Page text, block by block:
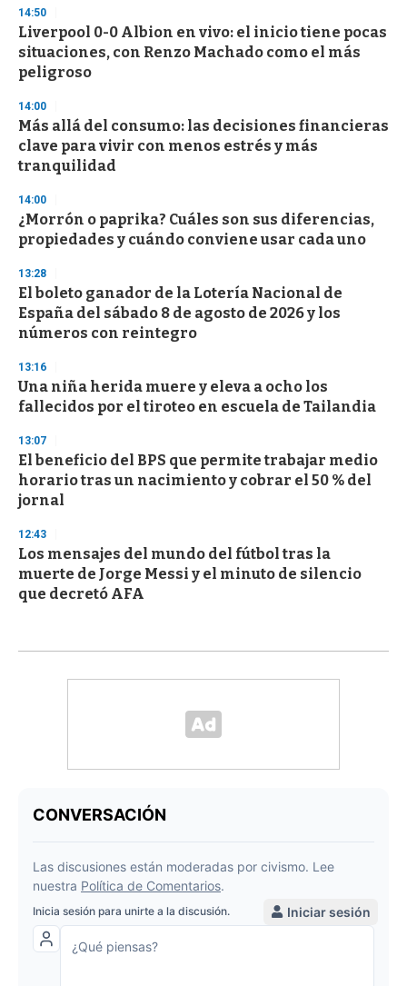
s
e
c
o
n
d
14:50
Liverpool 0-0 Albion en vivo: el inicio tiene pocas
situaciones, con Renzo Machado como el más
peligroso
14:00
Más allá del consumo: las decisiones financieras
clave para vivir con menos estrés y más
tranquilidad
14:00
¿Morrón o paprika? Cuáles son sus diferencias,
propiedades y cuándo conviene usar cada uno
13:28
El boleto ganador de la Lotería Nacional de
España del sábado 8 de agosto de 2026 y los
números con reintegro
13:16
Una niña herida muere y eleva a ocho los
fallecidos por el tiroteo en escuela de Tailandia
13:07
El beneficio del BPS que permite trabajar medio
horario tras un nacimiento y cobrar el 50 % del
jornal
12:43
Los mensajes del mundo del fútbol tras la
muerte de Jorge Messi y el minuto de silencio
que decretó AFA